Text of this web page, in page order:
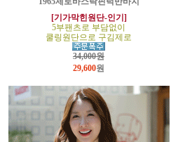
[기가막힌원단-인기]
5부팬츠로 부담없이
쿨링원단으로 구김제로
34,000원
29,600원